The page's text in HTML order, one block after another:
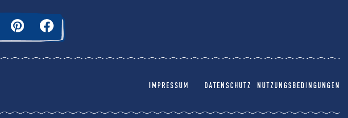
IMPRESSUM DATENSCHUTZ NUTZUNGSBEDINGUNGEN